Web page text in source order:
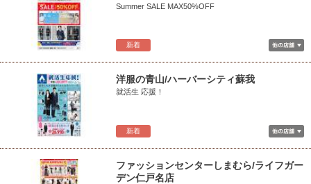
新着
Summer SALE MAX50%OFF
新着
洋服の青山/ハーバーシティ蘇我
就活生 応援！
ファッションセンターしまむら/ライフガー
デン仁戸名店